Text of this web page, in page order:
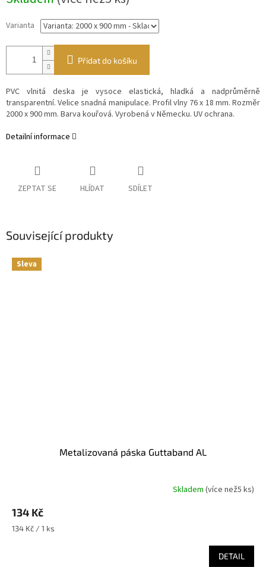
Varianta
Přidat do košíku
PVC vlnitá deska je vysoce elastická, hladká a nadprůměrně
transparentní. Velice snadná manipulace. Profil vlny 76 x 18 mm. Rozměr
2000 x 900 mm. Barva kouřová. Vyrobená v Německu. UV ochrana.
Detailní informace
ZEPTAT SE HLÍDAT SDÍLET
Související produkty
Sleva
Metalizovaná páska Guttaband AL
produktu
je
Skladem(více než5 ks)
134 Kč
Měrná
134 Kč / 1 ks
DETAIL